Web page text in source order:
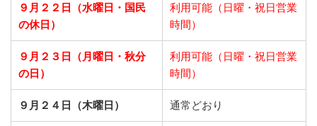
９月２２日
（水曜日・国民
の休日）
利用可能（日曜・祝日営業
時間）
９月２３日
（月曜日・秋分
の日）
利用可能（日曜・祝日営業
時間）
９月２４日（木曜日） 通常どおり